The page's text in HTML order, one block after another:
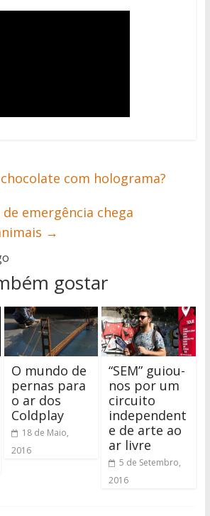
com holograma?
emergência chega
→
gostar
O mundo de
pernas para
o ar dos
Coldplay
18 de Maio,
2016
“SEM” guiou-
nos por um
circuito
independent
e de arte ao
ar livre
5 de Setembro,
2016